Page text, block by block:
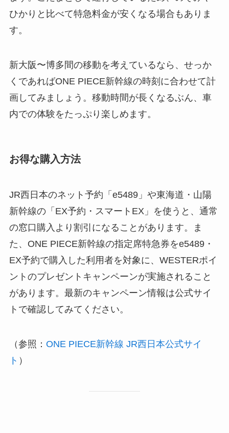
ひかりと比べて特急料金が安くなる場合もありま
す。
新大阪〜博多間の移動を考えているなら、せっか
くであればONE PIECE新幹線の時刻に合わせて計
画してみましょう。移動時間が長くなるぶん、車
内での体験をたっぷり楽しめます。
お得な購入方法
JR西日本のネット予約「e5489」や東海道・山陽
新幹線の「EX予約・スマートEX」を使うと、通常
の窓口購入より割引になることがあります。ま
た、ONE PIECE新幹線の指定席特急券をe5489・
EX予約で購入した利用者を対象に、WESTERポイ
ントのプレゼントキャンペーンが実施されること
があります。最新のキャンペーン情報は公式サイ
トで確認してみてください。
（参照： ONE PIECE新幹線 JR西日本公式サイ
ト ）